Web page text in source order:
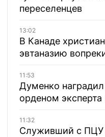
переселенцев
13:02
В Канаде
эвтаназию
11:53
Думенко
орденом
11:32
Служивший с ПЦУ